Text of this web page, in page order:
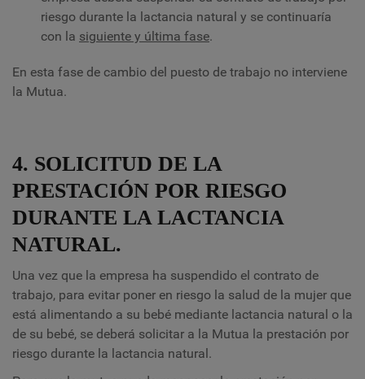
riesgo durante la lactancia natural y se continuaría
con la siguiente y última fase.
En esta fase de cambio del puesto de trabajo no interviene
la Mutua.
4. SOLICITUD DE LA
PRESTACIÓN POR RIESGO
DURANTE LA LACTANCIA
NATURAL.
Una vez que la empresa ha suspendido el contrato de
trabajo, para evitar poner en riesgo la salud de la mujer que
está alimentando a su bebé mediante lactancia natural o la
de su bebé, se deberá solicitar a la Mutua la prestación por
riesgo durante la lactancia natural.